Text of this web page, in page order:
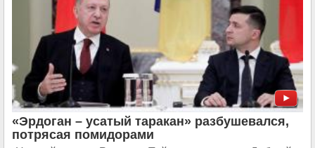
«Эрдоган – усатый таракан» разбушевался,
потрясая помидорами